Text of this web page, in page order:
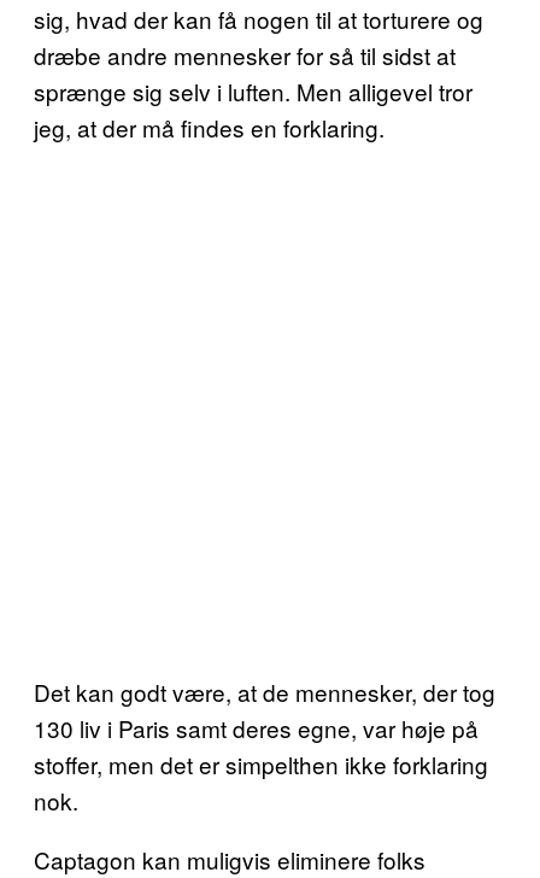
sig, hvad der kan få nogen til at torturere og
dræbe andre mennesker for så til sidst at
sprænge sig selv i luften. Men alligevel tror
jeg, at der må findes en forklaring.
Det kan godt være, at de mennesker, der tog
130 liv i Paris samt deres egne, var høje på
stoffer, men det er simpelthen ikke forklaring
nok.
Captagon kan muligvis eliminere folks